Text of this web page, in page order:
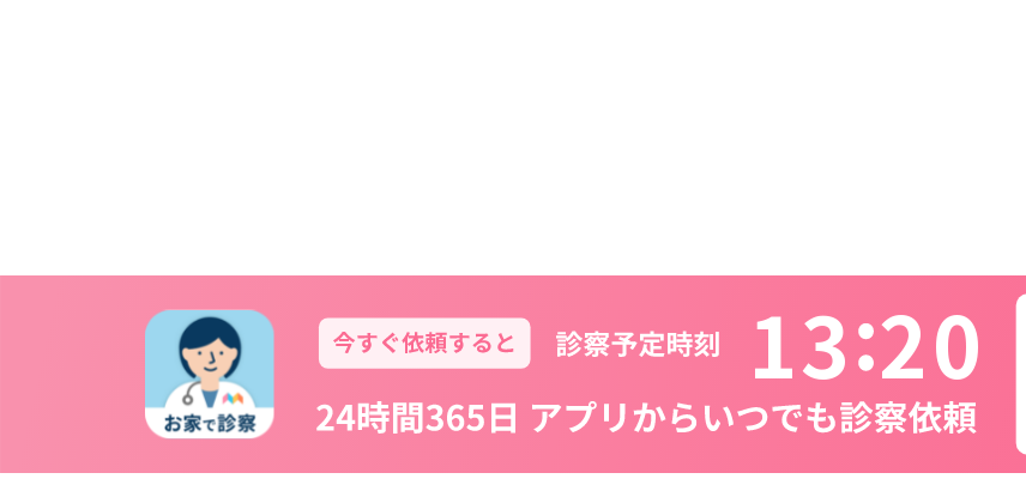
13 20